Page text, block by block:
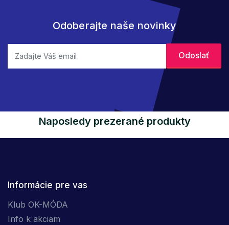
Odoberajte naše novinky
Naposledy prezerané produkty
Informácie pre vas
Klub OK-MÓDA
Info k akciam